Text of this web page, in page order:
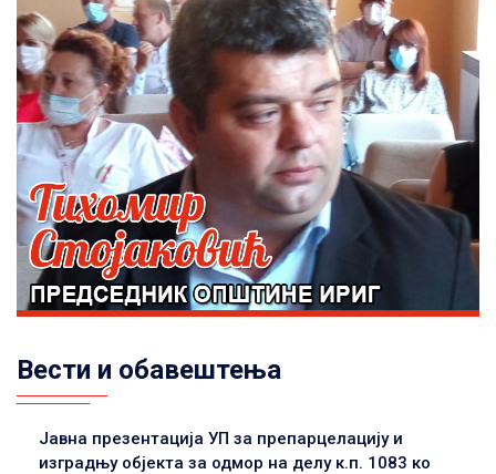
Вести и обавештења
Јавна презентација УП за препарцелацију и
изградњу објекта за одмор на делу к.п. 1083 ко